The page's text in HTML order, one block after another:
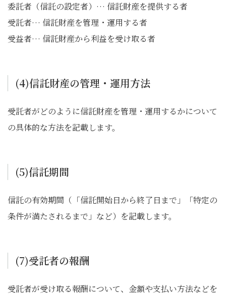
委託者（信託の設定者）… 信託財産を提供する者
受託者… 信託財産を管理・運用する者
受益者… 信託財産から利益を受け取る者
(4)信託財産の管理・運用方法
受託者がどのように信託財産を管理・運用するかについて
の具体的な方法を記載します。
(5)信託期間
信託の有効期間（「信託開始日から終了日まで」「特定の
条件が満たされるまで」など）を記載します。
(7)受託者の報酬
受託者が受け取る報酬について、金額や支払い方法などを